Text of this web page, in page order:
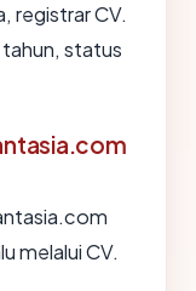
registrar CV.
status
melalui CV.